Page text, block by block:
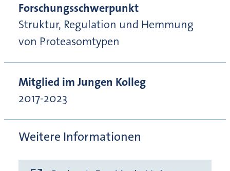
Forschungsschwerpunkt
Struktur, Regulation und Hemmung
von Proteasomtypen
Mitglied im Jungen Kolleg
2017-2023
Weitere Informationen